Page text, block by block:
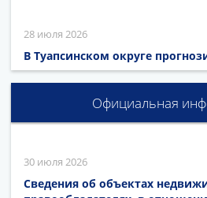
28 июля 2026
В Туапсинском округе
Официальная
30 июля 2026
Сведения об объектах